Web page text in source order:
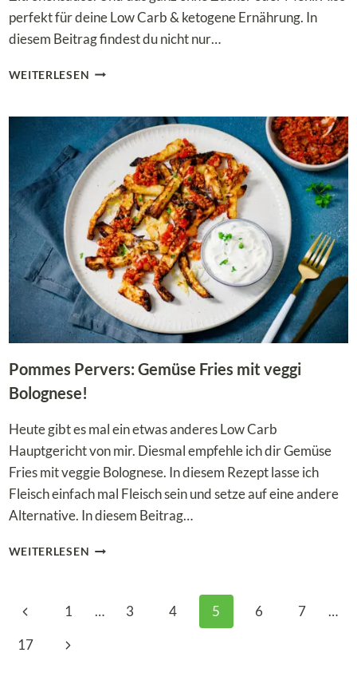
perfekt für deine Low Carb & ketogene Ernährung. In
diesem Beitrag findest du nicht nur…
WEITERLESEN ZUCCHININUDELN
IN
LOW
CARB
ZITRONENSAUCE
Pommes Pervers: Gemüse Fries mit veggi
Bolognese!
Heute gibt es mal ein etwas anderes Low Carb
Hauptgericht von mir. Diesmal empfehle ich dir Gemüse
Fries mit veggie Bolognese. In diesem Rezept lasse ich
Fleisch einfach mal Fleisch sein und setze auf eine andere
Alternative. In diesem Beitrag…
WEITERLESEN POMMES
MIT
Seitennavigation
Vorherige
Seite
1 … 3 4 5 6 7
…
17
Nächste